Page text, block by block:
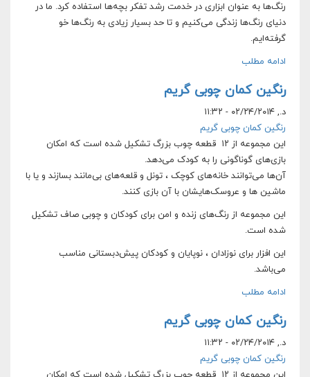
رنگ‌ها به عنوان ابزاری در خدمت رشد تفکر بچه‌ها استفاده کرد. ما در
دنیای رنگ‌ها زندگی می‌کنیم و تا حد بسیار زیادی به رنگ‌ها خو
گرفته‌ایم.
ادامه مطلب
رنگین کمان چوبی گریم
د., ۰۲/۲۴/۲۰۱۴ - ۱۱:۳۲
رنگین کمان چوبی گریم
این مجموعه از ۱۲ قطعه چوب بزرگ تشکیل شده است که امکان
بازی‌های گوناگونی را به کودک می‌دهد.
آن‌ها می‌توانند خانه‌های کوچک ، تونل و قلعه‌های بی‌مانند بسازند و یا با
ماشین ها و عروسک‌هایشان با آن بازی کنند.
این مجموعه از رنگ‌های زنده و امن برای کودکان و چوبی صاف تشکیل
شده است.
این افزار برای نوزادان ، نوپایان و کودکان پیش‌دبستانی مناسب
می‌باشد.
ادامه مطلب
رنگین کمان چوبی گریم
د., ۰۲/۲۴/۲۰۱۴ - ۱۱:۳۲
رنگین کمان چوبی گریم